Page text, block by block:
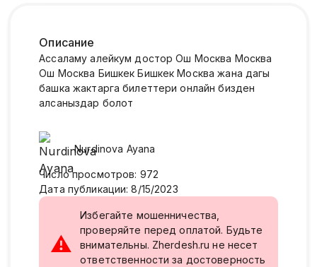
Описание
Ассаламу алейкум достор Ош Москва Москва
Ош Москва Бишкек Бишкек Москва жана дагы
башка жактарга билеттери онлайн бизден
алсаныздар болот
Nurdinova Ayana
Число просмотров: 972
Дата публикации: 8/15/2023
⚠
Избегайте мошенничества,
проверяйте перед оплатой. Будьте
внимательны. Zherdesh.ru не несет
ответственности за достоверность